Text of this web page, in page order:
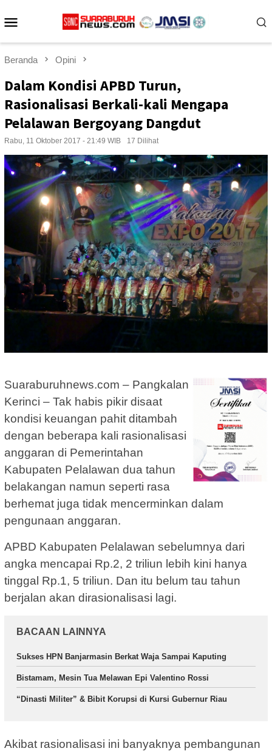
ke
Beranda Opini
Dalam Kondisi APBD Turun,
Rasionalisasi Berkali-kali Mengapa
Pelalawan Bergoyang Dangdut
Rabu, 11 Oktober 2017 - 21:49 WIB 17 Dilihat
Suaraburuhnews.com – Pangkalan
Kerinci – Tak habis pikir disaat
kondisi keuangan pahit ditambah
dengan beberapa kali rasionalisasi
anggaran di Pemerintahan
Kabupaten Pelalawan dua tahun
belakangan namun seperti rasa
berhemat juga tidak mencerminkan dalam
pengunaan anggaran.
APBD Kabupaten Pelalawan sebelumnya dari
angka mencapai Rp.2, 2 triliun lebih kini hanya
tinggal Rp.1, 5 triliun. Dan itu belum tau tahun
berjalan akan dirasionalisasi lagi.
BACAAN LAINNYA
Sukses HPN Banjarmasin Berkat Waja Sampai Kaputing
Bistamam, Mesin Tua Melawan Epi Valentino Rossi
“Dinasti Militer” & Bibit Korupsi di Kursi Gubernur Riau
Akibat rasionalisasi ini banyaknya pembangunan